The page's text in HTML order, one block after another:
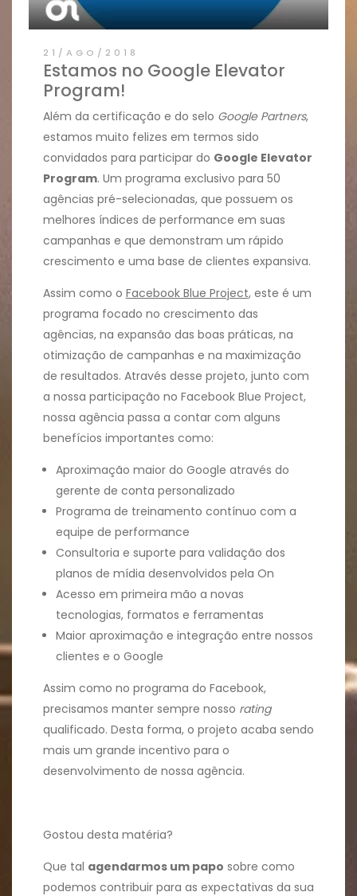
21/AGO/2018
Estamos no Google Elevator
Program!
Além da certificação e do selo Google Partners,
estamos muito felizes em termos sido
convidados para participar do Google Elevator
Program. Um programa exclusivo para 50
agências pré-selecionadas, que possuem os
melhores índices de performance em suas
campanhas e que demonstram um rápido
crescimento e uma base de clientes expansiva.
Assim como o Facebook Blue Project, este é um
programa focado no crescimento das
agências, na expansão das boas práticas, na
otimização de campanhas e na maximização
de resultados. Através desse projeto, junto com
a nossa participação no Facebook Blue Project,
nossa agência passa a contar com alguns
benefícios importantes como:
Aproximação maior do Google através do
gerente de conta personalizado
Programa de treinamento contínuo com a
equipe de performance
Consultoria e suporte para validação dos
planos de mídia desenvolvidos pela On
Acesso em primeira mão a novas
tecnologias, formatos e ferramentas
Maior aproximação e integração entre nossos
clientes e o Google
Assim como no programa do Facebook,
precisamos manter sempre nosso rating
qualificado. Desta forma, o projeto acaba sendo
mais um grande incentivo para o
desenvolvimento de nossa agência.
Gostou desta matéria?
Que tal agendarmos um papo sobre como
podemos contribuir para as expectativas da sua